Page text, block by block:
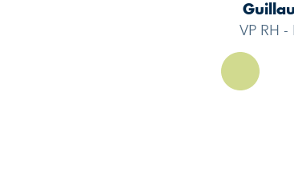
VP RH